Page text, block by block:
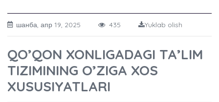
шанба, апр 19, 2025 435 Yuklab olish
QO’QON XONLIGADAGI TA’LIM
TIZIMINING O’ZIGA XOS
XUSUSIYATLARI